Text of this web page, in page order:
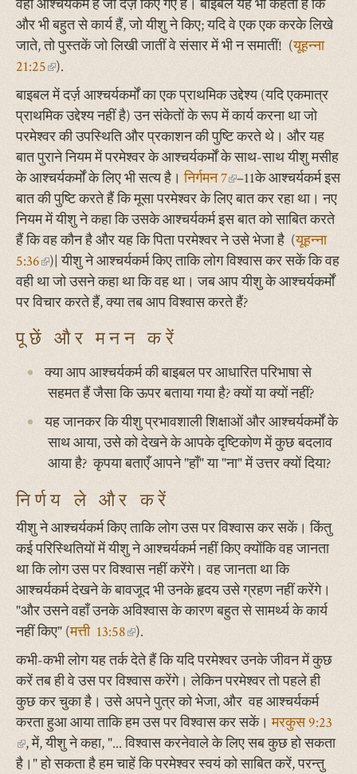
वही आश्चर्यकर्म हैं जो दर्ज़ किए गए हैं। बाइबल यह भी कहती हैं कि
और भी बहुत से कार्य हैं, जो यीशु ने किए; यदि वे एक एक करके लिखे
जाते, तो पुस्तकें जो लिखी जातीं वे संसार में भी न समातीं! (यूहन्ना
21:25(link
is
external)
).
बाइबल में दर्ज़ आश्चर्यकर्मों का एक प्राथमिक उद्देश्य (यदि एकमात्र
प्राथमिक उद्देश्य नहीं है) उन संकेतों के रूप में कार्य करना था जो
परमेश्वर की उपस्थिति और प्रकाशन की पुष्टि करते थे। और यह
बात पुराने नियम में परमेश्वर के आश्चर्यकर्मों के साथ-साथ यीशु मसीह
के आश्चर्यकर्मों के लिए भी सत्य है।निर्गमन 7(link
is
external)
–11के आश्चर्यकर्म इस
बात की पुष्टि करते हैं कि मूसा परमेश्वर के लिए बात कर रहा था। नए
नियम में यीशु ने कहा कि उसके आश्चर्यकर्म इस बात को साबित करते
हैं कि वह कौन है और यह कि पिता परमेश्वर ने उसे भेजा है (यूहन्ना
5:36(link
is
external)
)| यीशु ने आश्चर्यकर्म किए ताकि लोग विश्वास कर सकें कि वह
वही था जो उसने कहा था कि वह था। जब आप यीशु के आश्चर्यकर्मों
पर विचार करते हैं, क्या तब आप विश्वास करते हैं?
पूछें और मनन करें
क्या आप आश्चर्यकर्म की बाइबल पर आधारित परिभाषा से
सहमत हैं जैसा कि ऊपर बताया गया है? क्यों या क्यों नहीं?
यह जानकर कि यीशु प्रभावशाली शिक्षाओं और आश्चर्यकर्मों के
साथ आया, उसे को देखने के आपके दृष्टिकोण में कुछ बदलाव
आया है? कृपया बताएँ आपने "हाँ" या "ना" में उत्तर क्यों दिया?
निर्णय ले और करें
यीशु ने आश्चर्यकर्म किए ताकि लोग उस पर विश्वास कर सकें। किंतु
कई परिस्थितियों में यीशु ने आश्चर्यकर्म नहीं किए क्योंकि वह जानता
था कि लोग उस पर विश्वास नहीं करेंगे। वह जानता था कि
आश्चर्यकर्म देखने के बावजूद भी उनके हृदय उसे ग्रहण नहीं करेंगे।
"और उसने वहाँ उनके अविश्‍वास के कारण बहुत से सामर्थ्य के कार्य
नहीं किए" (मत्ती 13:58(link
is
external)
).
कभी-कभी लोग यह तर्क देते हैं कि यदि परमेश्वर उनके जीवन में कुछ
करें तब ही वे उस पर विश्वास करेंगे। लेकिन परमेश्वर तो पहले ही
कुछ कर चुका है। उसे अपने पुत्र को भेजा, और वह आश्चर्यकर्म
करता हुआ आया ताकि हम उस पर विश्वास कर सकें।मरकुस 9:23
(link
is
, में, यीशु ने कहा, "... विश्‍वास करनेवाले के लिए सब कुछ हो सकता
है।" हो सकता है हम चाहें कि परमेश्वर स्वयं को साबित करें, परन्तु